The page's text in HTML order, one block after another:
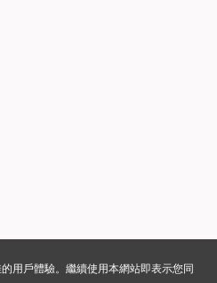
用戶體驗。繼續使用本網站即表示您同